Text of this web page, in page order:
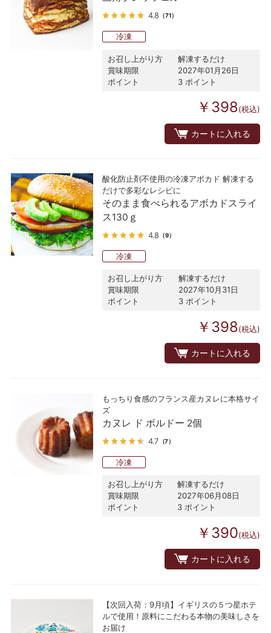
4.8 （71）
冷凍
お召し上がり方
解凍するだけ
賞味期限
2027年01月26日
ポイント
3 ポイント
￥398(税込)
カートに入れる
酸化防止剤不使用の冷凍アボカド 解凍する
だけで多彩なレシピに
そのまま食べられるアボカドスライ
ス130ｇ
4.8 （9）
冷凍
お召し上がり方
解凍するだけ
賞味期限
2027年10月31日
ポイント
3 ポイント
￥398(税込)
カートに入れる
もっちり食感のフランス産カヌレに本格サイ
ズ
カヌレ ド ボルドー 2個
4.7 （7）
冷凍
お召し上がり方
解凍するだけ
賞味期限
2027年06月08日
ポイント
3 ポイント
￥390(税込)
カートに入れる
【次回入荷：9月頃】イギリスの５つ星ホテ
ルで使用！原料にこだわる本物の美味しさを
お届け